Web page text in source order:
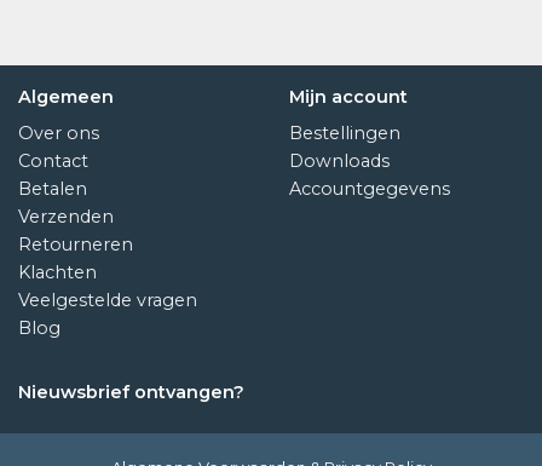
Algemeen
Over ons
Contact
Betalen
Verzenden
Retourneren
Klachten
Veelgestelde vragen
Blog
Mijn account
Bestellingen
Downloads
Accountgegevens
Nieuwsbrief ontvangen?